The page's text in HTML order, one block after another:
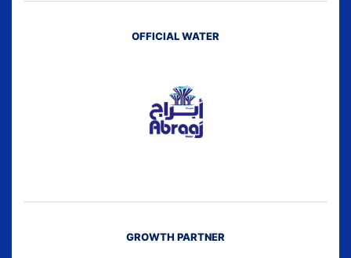
OFFICIAL WATER
GROWTH PARTNER